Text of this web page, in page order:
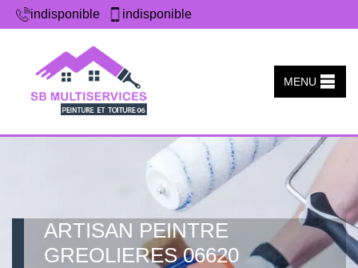
indisponible indisponible
MENU
ARTISAN PEINTRE
GREOLIERES 06620